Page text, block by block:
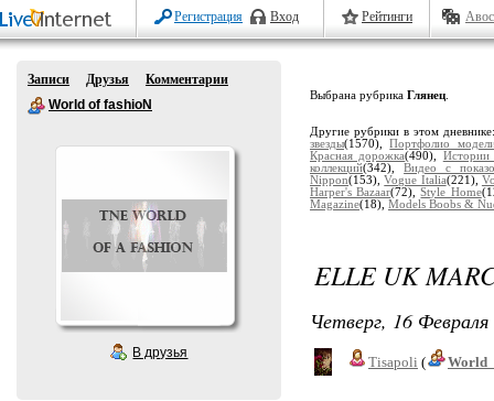
Регистрация Вход Рейтинги
Записи Друзья
Комментарии
World of fashioN
В друзья
Выбрана рубрика Глянец
Другие рубрики в этом
звезды(1570),Портфолио
Красная дорожка(490), Истории
коллекций(342),Видео с
Nippon(153),Vogue Italia(221),
Harper's Bazaar(72),Style Home
Magazine(18), Models Boobs &
ELLE UK
Четверг, 16
Tisapoli (